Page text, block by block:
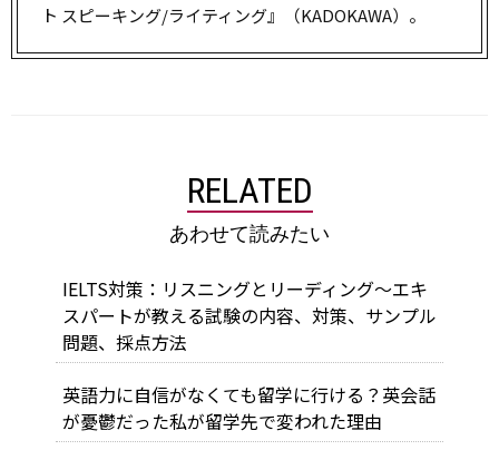
ト スピーキング/ライティング』（KADOKAWA）。
RELATED
あわせて読みたい
IELTS対策：リスニングとリーディング～エキ
スパートが教える試験の内容、対策、サンプル
問題、採点方法
英語力に自信がなくても留学に行ける？英会話
が憂鬱だった私が留学先で変われた理由